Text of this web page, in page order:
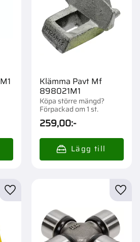
Klämma Pavt Mf
898021M1
Köpa större mängd?
Förpackad om 1 st.
259,00:-
Lägg till i favoriter